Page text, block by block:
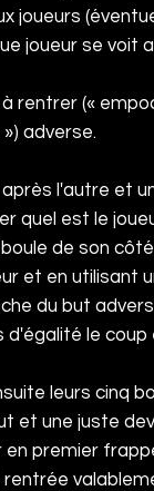
joueurs
joueur se voit
rentrer («
adverse.
après l'autre et
quel est le
de son
et en utilisant
du but
d'égalité le
leurs cinq
et une juste
premier
rentrée